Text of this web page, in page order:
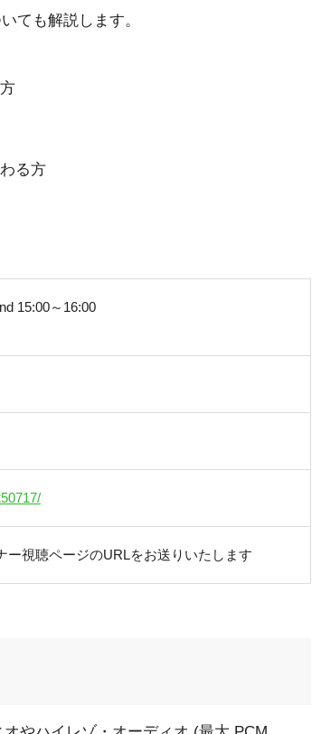
ても解説します。
る方
15:00～16:00
ー視聴ページのURLをお送りいたします